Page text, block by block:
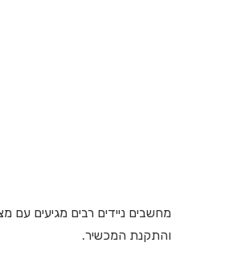
מחשבים ניידים רבים מגיעים
והתקנת המכשיר.